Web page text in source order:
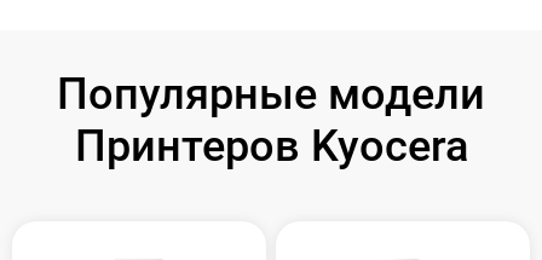
Популярные модели
Принтеров Kyocera